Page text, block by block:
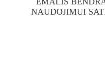
NAUDOJIMUI